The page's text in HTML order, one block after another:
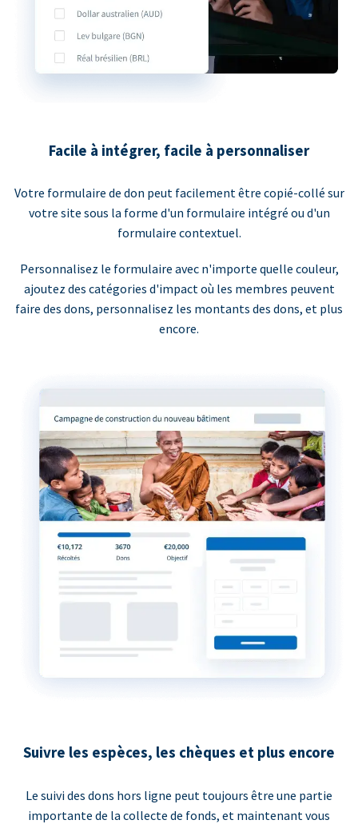
Facile à intégrer, facile à personnaliser
Votre formulaire de don peut facilement être copié-collé sur
votre site sous la forme d'un formulaire intégré ou d'un
formulaire contextuel.
Personnalisez le formulaire avec n'importe quelle couleur,
ajoutez des catégories d'impact où les membres peuvent
faire des dons, personnalisez les montants des dons, et plus
encore.
Suivre les espèces, les chèques et plus encore
Le suivi des dons hors ligne peut toujours être une partie
importante de la collecte de fonds, et maintenant vous